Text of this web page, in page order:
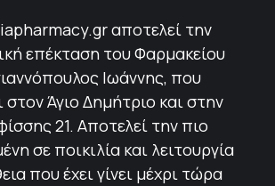
αποτελεί την
επέκταση του Φαρμακείου
Ιωάννης, που
στον Άγιο Δημήτριο και στην
21. Αποτελεί την πιο
σε ποικιλία και λειτουργία
που έχει γίνει μέχρι τώρα